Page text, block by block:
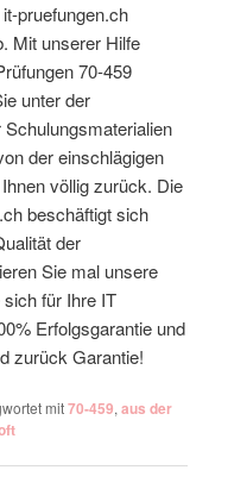
pruefungen.ch
Mit unserer Hilfe
70-459
unter der
der einschlägigen
völlig zurück. Die
beschäftigt sich
der
Sie mal unsere
für Ihre IT
Erfolgsgarantie und
zurück Garantie!
mit70-459,aus der